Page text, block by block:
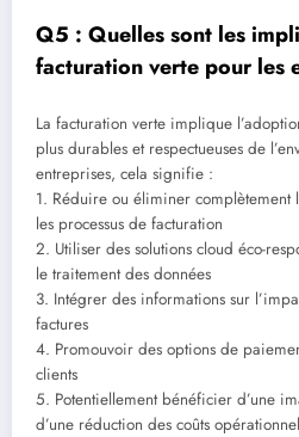
Q5 : Quelles sont les
facturation verte pour les
La facturation verte implique
plus durables et respectueuses de
entreprises, cela signifie :
1. Réduire ou éliminer complètement
les processus de facturation
2. Utiliser des solutions cloud éco-
le traitement des données
3. Intégrer des informations sur
factures
4. Promouvoir des options de
clients
5. Potentiellement bénéficier d’une
d’une réduction des coûts